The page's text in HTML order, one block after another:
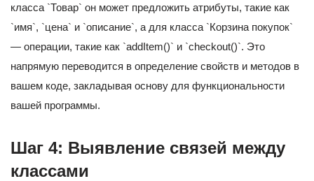
класса `Товар` он может предложить атрибуты, такие как
`имя`, `цена` и `описание`, а для класса `Корзина покупок`
— операции, такие как `addItem()` и `checkout()`. Это
напрямую переводится в определение свойств и методов в
вашем коде, закладывая основу для функциональности
вашей программы.
Шаг 4: Выявление связей между
классами